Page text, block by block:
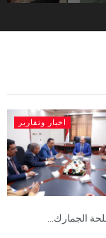
اخبار وتقارير
الجمارك...